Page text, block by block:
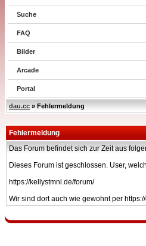
Suche
FAQ
Bilder
Arcade
Portal
dau.cc » Fehlermeldung
Fehlermeldung
Das Forum befindet sich zur Zeit aus
Dieses Forum ist geschlossen. User,
https://kellystmnl.de/forum/
Wir sind dort auch wie gewohnt per